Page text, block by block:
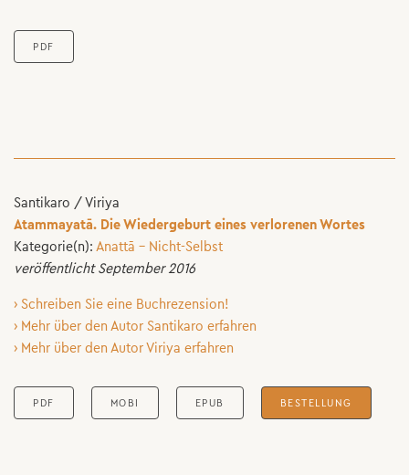
PDF
Santikaro / Viriya
Atammayatā. Die Wiedergeburt eines verlorenen Wortes
Kategorie(n): Anattā – Nicht-Selbst
veröffentlicht September 2016
› Schreiben Sie eine Buchrezension!
› Mehr über den Autor Santikaro erfahren
› Mehr über den Autor Viriya erfahren
PDF MOBI EPUB BESTELLUNG